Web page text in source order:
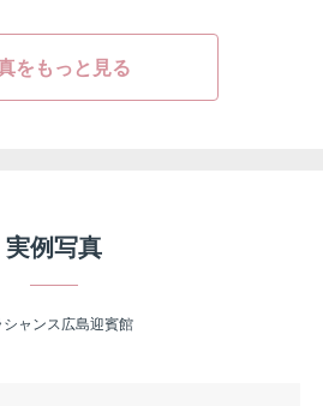
をもっと見る
実例写真
シャンス広島迎賓館